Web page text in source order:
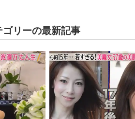
ゴリーの最新記事